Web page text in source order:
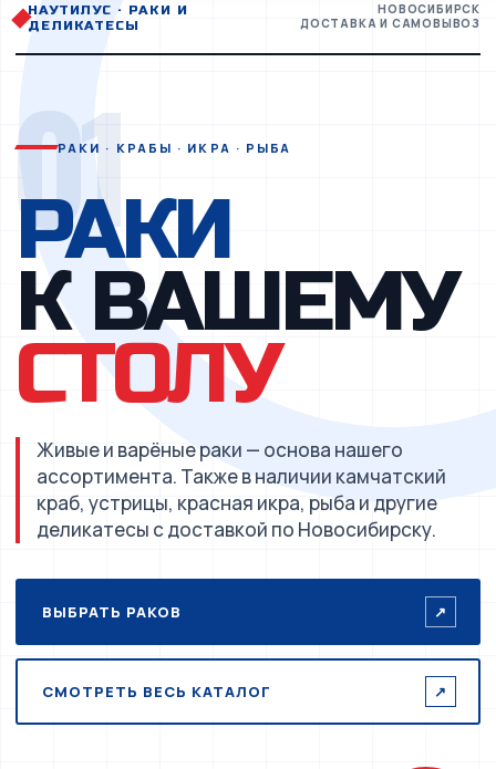
НАУТИЛУС · РАКИ И
ДЕЛИКАТЕСЫ
НОВОСИБИРСК
ДОСТАВКА И САМОВЫВОЗ
01
РАКИ · КРАБЫ · ИКРА · РЫБА
РАКИ
К ВАШЕМУ
СТОЛУ
Живые и варёные раки — основа нашего
ассортимента. Также в наличии камчатский
краб, устрицы, красная икра, рыба и другие
деликатесы с доставкой по Новосибирску.
ВЫБРАТЬ РАКОВ ↗
СМОТРЕТЬ ВЕСЬ КАТАЛОГ ↗